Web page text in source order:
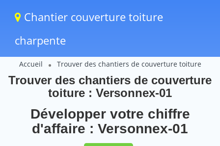
Chantier couverture toiture
charpente
Accueil Trouver des chantiers de couverture toiture
Trouver des chantiers de couverture
toiture : Versonnex-01
Développer votre chiffre
d'affaire : Versonnex-01